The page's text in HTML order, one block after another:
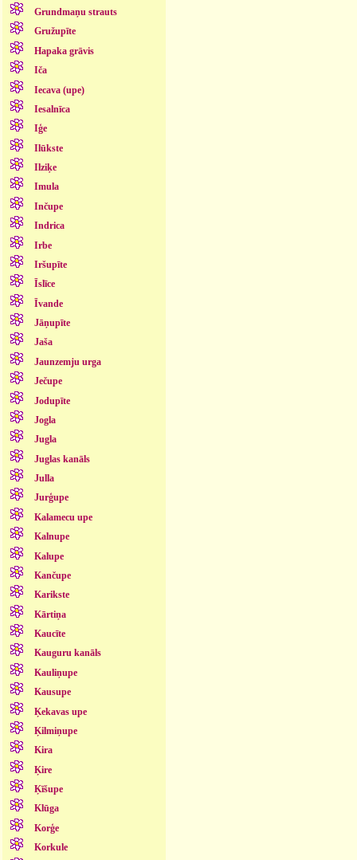
Grundmaņu strauts
Gružupīte
Hapaka grāvis
Iča
Iecava (upe)
Iesalnīca
Iģe
Ilūkste
Ilziķe
Imula
Inčupe
Indrica
Irbe
Iršupīte
Īslīce
Īvande
Jāņupīte
Jaša
Jaunzemju urga
Ječupe
Jodupīte
Jogla
Jugla
Juglas kanāls
Julla
Jurģupe
Kalamecu upe
Kalnupe
Kalupe
Kančupe
Karikste
Kārtiņa
Kaucīte
Kauguru kanāls
Kauliņupe
Kausupe
Ķekavas upe
Ķilmiņupe
Kira
Ķire
Ķīšupe
Klūga
Korģe
Korkule